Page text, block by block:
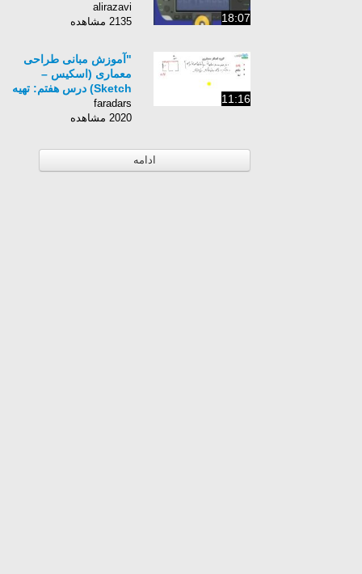
18:07
alirazavi
2135 مشاهده
11:16
"آموزش مبانی طراحی
معماری (اسکیس –
Sketch) درس هفتم: تهیه
اسناد معماری - بخش
دوم: طراحی پلان"
faradars
2020 مشاهده
ادامه